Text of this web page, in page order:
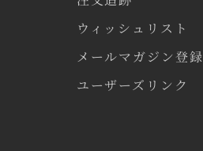
ウィッシュリスト
メールマガジン登録
ユーザーズリンク